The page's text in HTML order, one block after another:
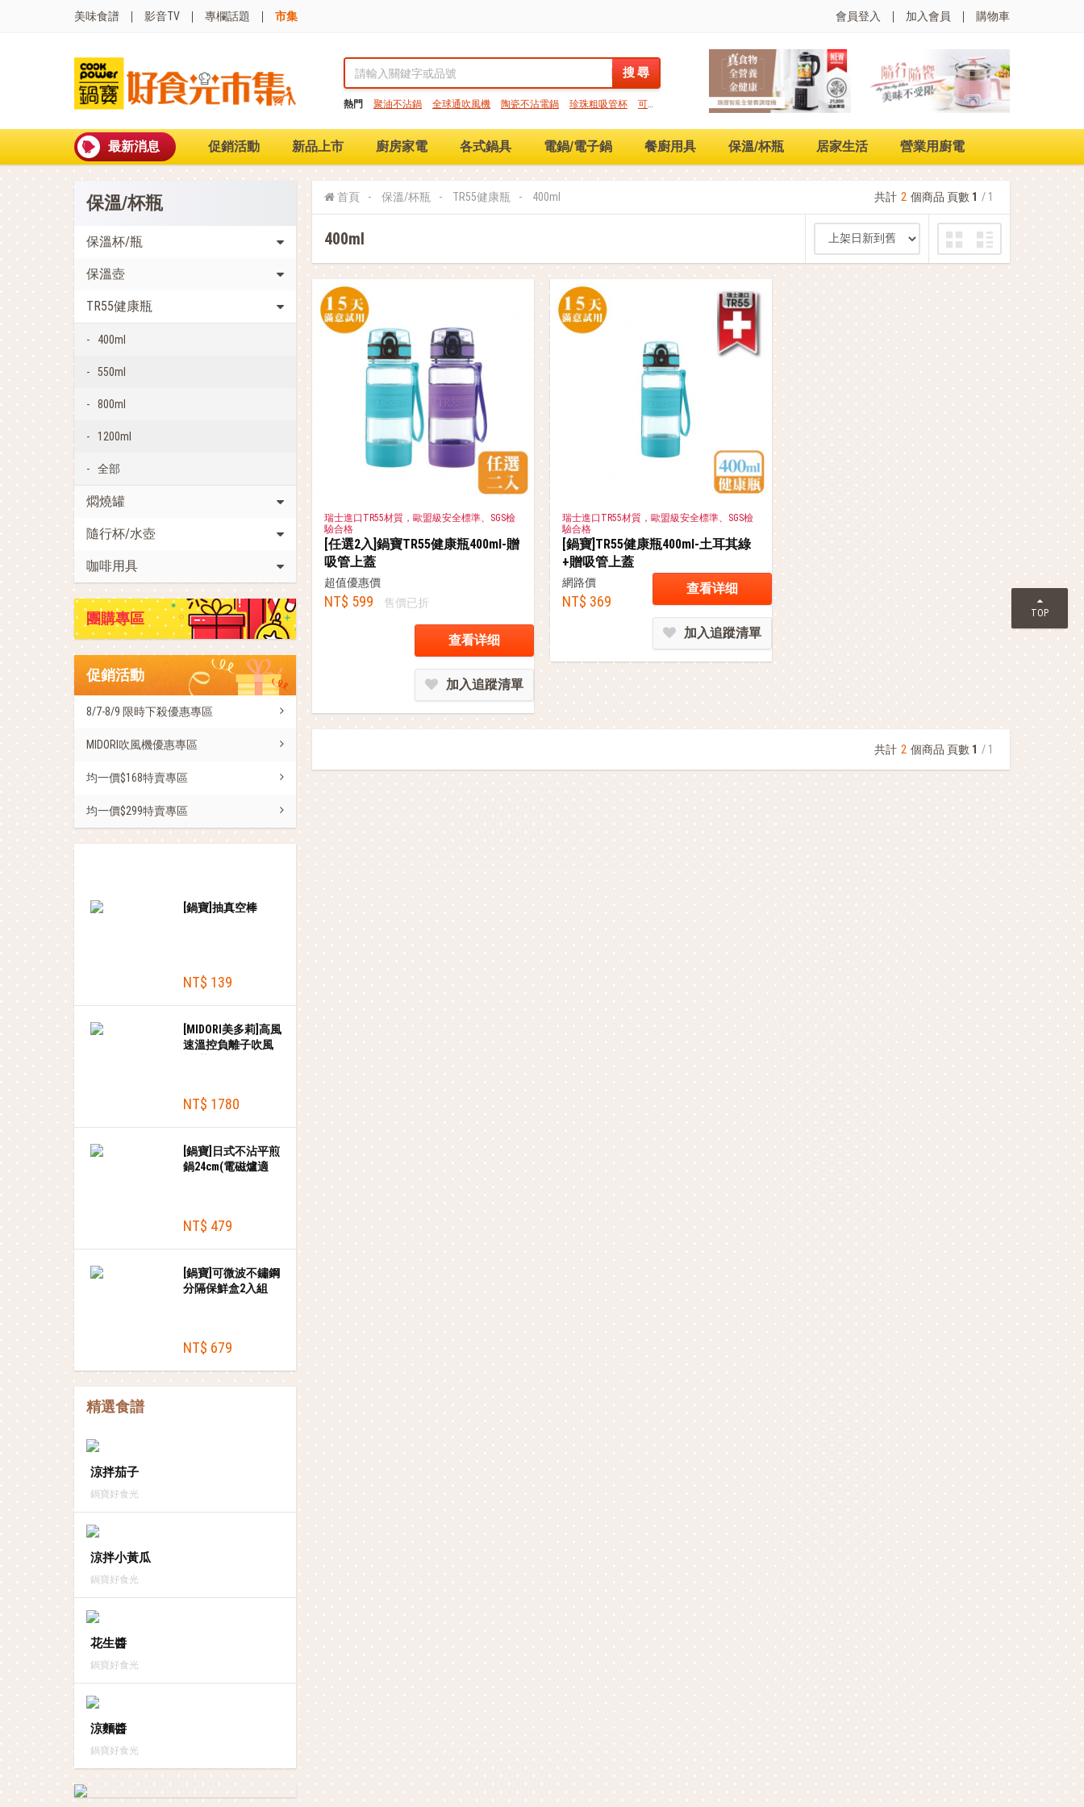
美味食譜 影音TV 專欄話題 市集 會員登入 加入會員 購物車
搜 尋
熱門 聚油不沾鍋 全球通吹風機 陶瓷不沾電鍋 珍珠粗吸管杯
可微
最新消息 促銷活動 新品上市 廚房家電 各式鍋具 電鍋/電子鍋 餐廚用具 保溫/杯瓶 居家生活 營業用廚電
保溫/杯瓶
保溫杯/瓶
保溫壺
TR55健康瓶
400ml
550ml
800ml
1200ml
全部
燜燒罐
隨行杯/水壺
咖啡用具
團購專區
促銷活動
8/7-8/9 限時下殺優惠專區
MIDORI吹風機優惠專區
均一價$168特賣專區
均一價$299特賣專區
[鍋寶]抽真空棒
NT$ 139
[MIDORI美多莉]高風
速溫控負離子吹風
NT$ 1780
[鍋寶]日式不沾平煎
鍋24cm(電磁爐適
NT$ 479
[鍋寶]可微波不鏽鋼
分隔保鮮盒2入組
NT$ 679
精選食譜
涼拌茄子
鍋寶好食光
涼拌小黃瓜
鍋寶好食光
花生醬
鍋寶好食光
涼麵醬
鍋寶好食光
首頁 保溫/杯瓶 TR55健康瓶 400ml 共計 2 個商品 頁數 1 / 1
400ml
瑞士進口TR55材質，歐盟級安全標準、SGS檢
驗合格
[任選2入]鍋寶TR55健康瓶400ml-贈
吸管上蓋
超值優惠價
NT$ 599 售價已折
查看详细
加入追蹤清單
瑞士進口TR55材質，歐盟級安全標準、SGS檢
驗合格
[鍋寶]TR55健康瓶400ml-土耳其綠
+贈吸管上蓋
網路價
NT$ 369
查看详细
加入追蹤清單
共計 2 個商品 頁數 1 / 1
TOP
搜 尋